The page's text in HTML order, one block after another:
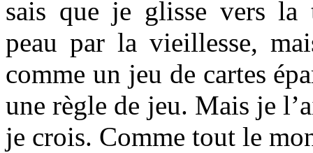
sais que je glisse vers la
peau par la vieillesse,
comme un jeu de cartes
une règle de jeu. Mais je
je crois. Comme tout le